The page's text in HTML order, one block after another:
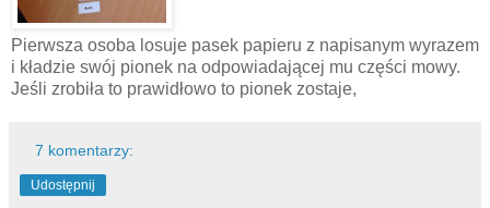
Pierwsza osoba losuje pasek papieru z napisanym wyrazem
i kładzie swój pionek na odpowiadającej mu części mowy.
Jeśli zrobiła to prawidłowo to pionek zostaje,
7 komentarzy:
Udostępnij